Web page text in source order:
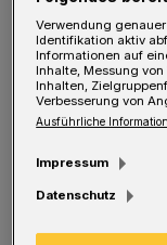
„Mit einer
Verwendung
Identifikation aktiv
Informationen auf
Inhalte, Messung
Inhalten,
Verbesserung von
Ausführliche
Impressum
Datenschutz